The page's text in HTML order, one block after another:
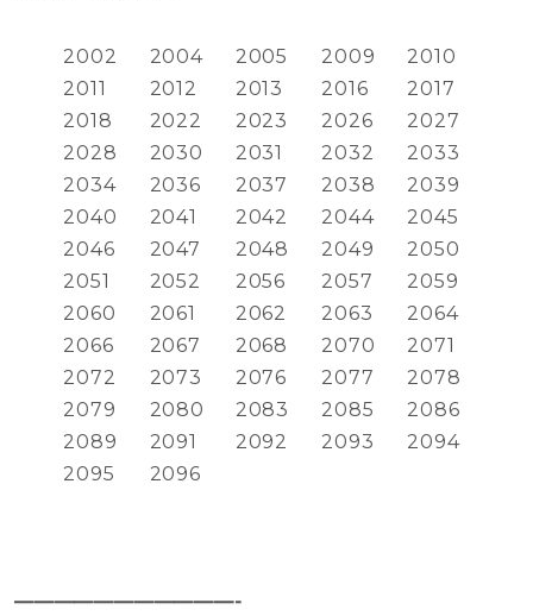
2002 2004 2005 2009
2010
2011
2012 2013 2016
2017
2018
2022 2023 2026
2027
2028
2030 2031 2032
2033
2034
2036 2037 2038
2039
2040
2041 2042 2044
2045
2046
2047 2048 2049
2050
2051
2052 2056 2057
2059
2060
2061 2062 2063
2064
2066
2067 2068 2070
2071
2072
2073 2076 2077
2078
2079
2080 2083 2085
2086
2089
2091 2092 2093
2094
2095
2096
———————————-